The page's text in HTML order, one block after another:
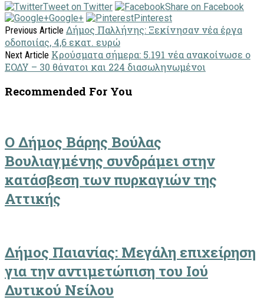
Tweet on Twitter
Share on Facebook
Google+
Pinterest
Previous Article Δήμος Παλλήνης: Ξεκίνησαν νέα έργα
οδοποιίας, 4,6 εκατ. ευρώ
Next Article Κρούσματα σήμερα: 5.191 νέα ανακοίνωσε ο
ΕΟΔΥ – 30 θάνατοι και 224 διασωληνωμένοι
Recommended For You
Ο Δήμος Βάρης Βούλας
Βουλιαγμένης συνδράμει στην
κατάσβεση των πυρκαγιών της
Αττικής
Δήμος Παιανίας: Μεγάλη επιχείρηση
για την αντιμετώπιση του Ιού
Δυτικού Νείλου